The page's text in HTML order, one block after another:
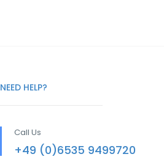
NEED HELP?
Call Us
+49 (0)6535 9499720